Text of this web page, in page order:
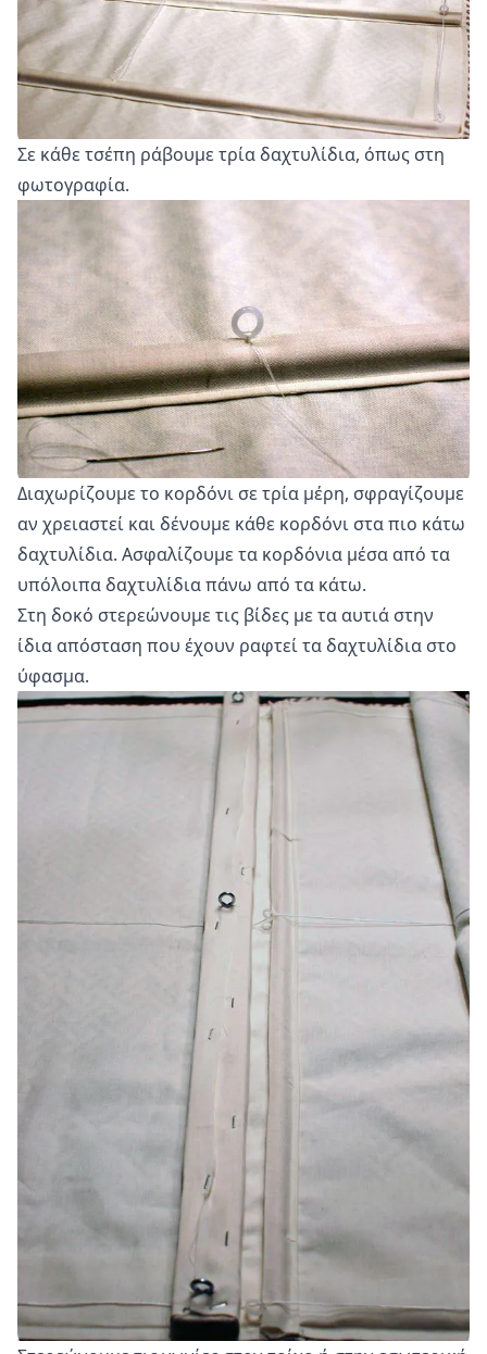
Σε κάθε τσέπη ράβουμε τρία δαχτυλίδια, όπως στη
φωτογραφία.
Διαχωρίζουμε το κορδόνι σε τρία μέρη, σφραγίζουμε
αν χρειαστεί και δένουμε κάθε κορδόνι στα πιο κάτω
δαχτυλίδια. Ασφαλίζουμε τα κορδόνια μέσα από τα
υπόλοιπα δαχτυλίδια πάνω από τα κάτω.
Στη δοκό στερεώνουμε τις βίδες με τα αυτιά στην
ίδια απόσταση που έχουν ραφτεί τα δαχτυλίδια στο
ύφασμα.